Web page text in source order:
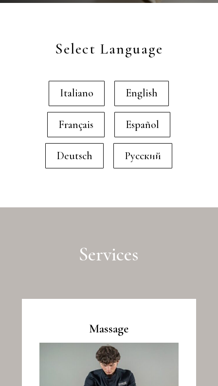
Select Language
Italiano English
Français Español
Deutsch Русский
Services
Massage